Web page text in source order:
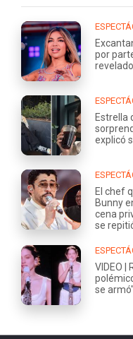
por
Estrella
explicó
El chef
Bunny
cena
se
VIDEO |
se armó"